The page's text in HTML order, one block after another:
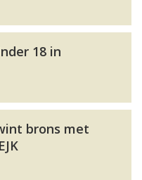
18 in
brons met